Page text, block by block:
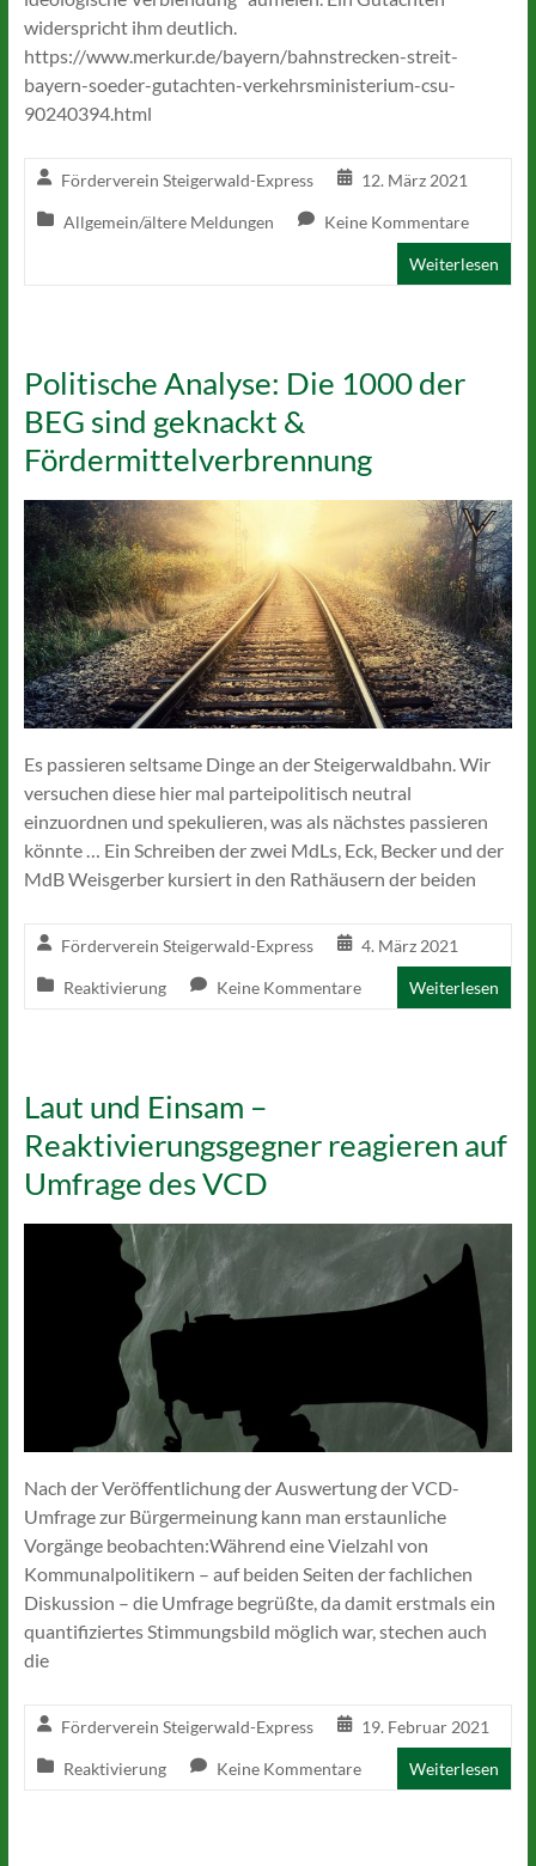
widerspricht ihm deutlich.
https://www.merkur.de/bayern/bahnstrecken-streit-
bayern-soeder-gutachten-verkehrsministerium-csu-
90240394.html
Förderverein Steigerwald-Express 12. März 2021
Allgemein/ältere Meldungen Keine Kommentare
Weiterlesen
Politische Analyse: Die 1000 der
BEG sind geknackt &
Fördermittelverbrennung
Es passieren seltsame Dinge an der Steigerwaldbahn. Wir
versuchen diese hier mal parteipolitisch neutral
einzuordnen und spekulieren, was als nächstes passieren
könnte … Ein Schreiben der zwei MdLs, Eck, Becker und der
MdB Weisgerber kursiert in den Rathäusern der beiden
Förderverein Steigerwald-Express 4. März 2021
Reaktivierung Keine Kommentare Weiterlesen
Laut und Einsam –
Reaktivierungsgegner reagieren auf
Umfrage des VCD
Nach der Veröffentlichung der Auswertung der VCD-
Umfrage zur Bürgermeinung kann man erstaunliche
Vorgänge beobachten:Während eine Vielzahl von
Kommunalpolitikern – auf beiden Seiten der fachlichen
Diskussion – die Umfrage begrüßte, da damit erstmals ein
quantifiziertes Stimmungsbild möglich war, stechen auch
die
Förderverein Steigerwald-Express 19. Februar 2021
Reaktivierung Keine Kommentare Weiterlesen